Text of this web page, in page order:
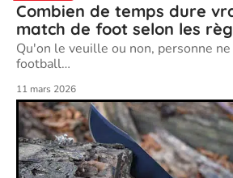
Combien de temps dure
match de foot selon les
Qu'on le veuille ou non, personne
football…
11 mars 2026